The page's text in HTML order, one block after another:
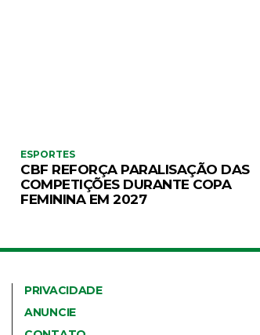
ESPORTES
CBF REFORÇA PARALISAÇÃO DAS
COMPETIÇÕES DURANTE COPA
FEMININA EM 2027
PRIVACIDADE
ANUNCIE